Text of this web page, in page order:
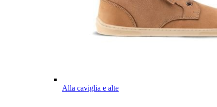
Alla caviglia e alte